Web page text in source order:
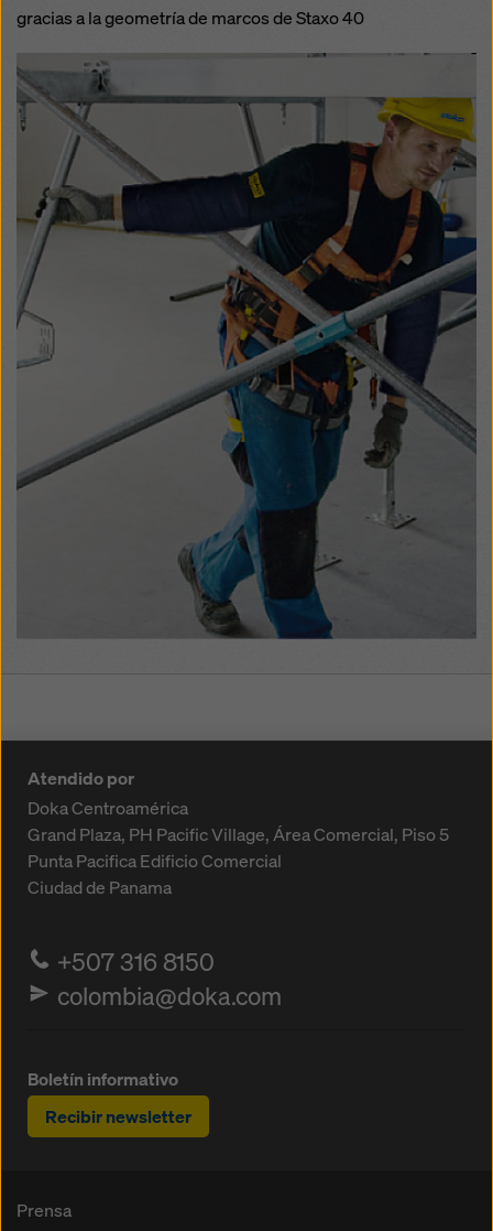
gracias a la geometría de marcos de Staxo 40
Atendido por
Doka Centroamérica
Grand Plaza, PH Pacific Village, Área Comercial, Piso 5
Punta PacificaEdificio Comercial
Ciudad de Panama
+507 316 8150
colombia@doka.com
Boletín informativo
Recibir newsletter
Prensa